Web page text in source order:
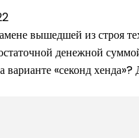
вышедшей из строя
денежной
варианте «секонд